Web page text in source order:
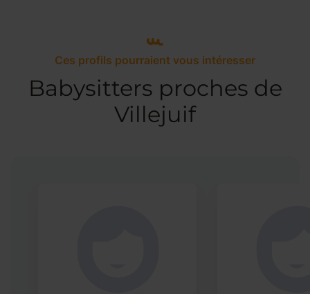
Ces profils pourraient vous intéresser
Babysitters proches de
Villejuif